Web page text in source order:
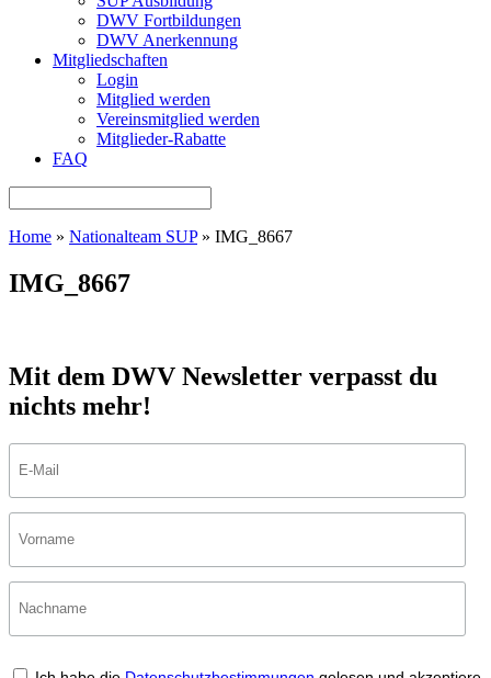
DWV Fortbildungen
DWV Anerkennung
Mitgliedschaften
Login
Mitglied werden
Vereinsmitglied werden
Mitglieder-Rabatte
FAQ
Home » Nationalteam SUP» IMG_8667
IMG_8667
Mit dem DWV Newsletter verpasst du
nichts mehr!